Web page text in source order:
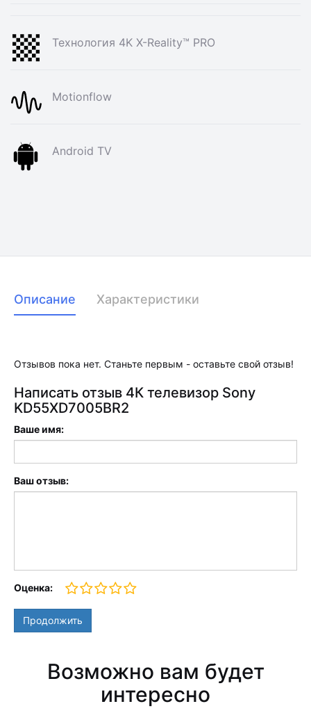
Технология 4K X-Reality™ PRO
Motionflow
Android TV
Описание Характеристики
Отзывов пока нет. Станьте первым - оставьте свой отзыв!
Написать отзыв 4К телевизор Sony
KD55XD7005BR2
Ваше имя:
Ваш отзыв:
Оценка:
Продолжить
Возможно вам будет
интересно